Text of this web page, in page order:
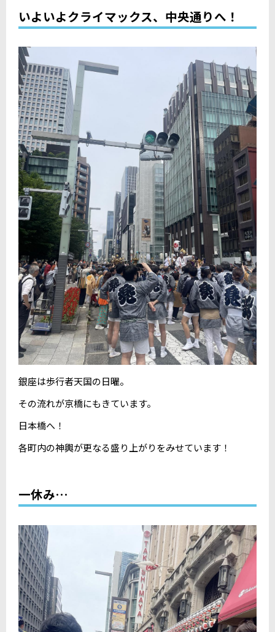
いよいよクライマックス、中央通りへ！
銀座は歩行者天国の日曜。
その流れが京橋にもきています。
日本橋へ！
各町内の神輿が更なる盛り上がりをみせています！
一休み…